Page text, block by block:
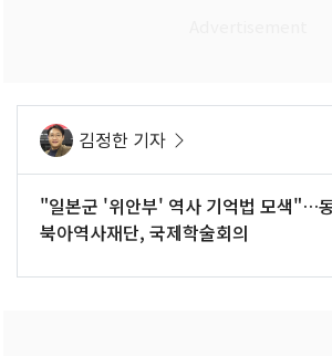
김정한 기자
"일본군 '위안부' 역사 기억법 모색"…
북아역사재단, 국제학술회의